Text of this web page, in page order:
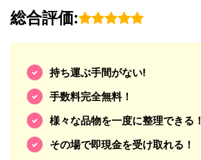
総合評価:
持ち運ぶ手間がない!
手数料完全無料！
様々な品物を一度に整理できる！
その場で即現金を受け取れる！